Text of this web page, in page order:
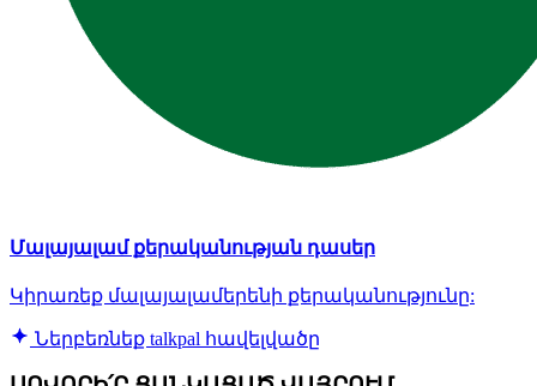
Մալայալամ քերականության դասեր
Կիրառեք մալայալամերենի քերականությունը:
Ներբեռնեք talkpal հավելվածը